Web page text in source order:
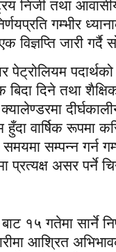
निजी तथा
गम्भीर
विज्ञप्ति जारी
पेट्रोलियम
बिदा दिने तथा
हुँदा वार्षिक
सम्पन्न गर्न
प्रत्यक्ष असर पर्ने
१५ गतेमा सार्ने
आश्रित